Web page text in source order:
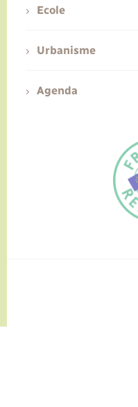
Ecole
Urbanisme
Agenda